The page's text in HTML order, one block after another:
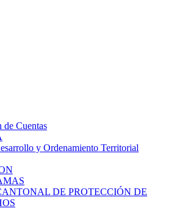
de Cuentas
y Ordenamiento Territorial
DE PROTECCIÓN DE